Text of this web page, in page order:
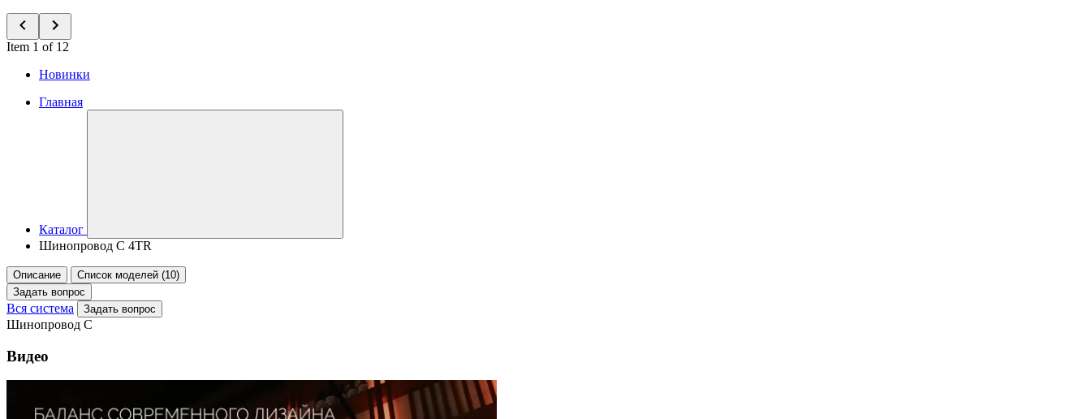
Item 1 of 12
Новинки
Главная
Каталог
Шинопровод C 4TR
Описание
Список моделей (10)
Задать вопрос
Вся система Задать вопрос
Шинопровод C
Видео